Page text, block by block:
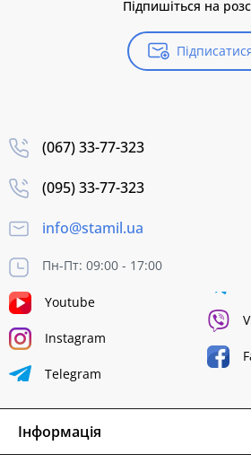
Підпишіться на
(067) 33-77-323
(095) 33-77-323
info@stamil.ua
Пн-Пт: 09:00 - 17:00
Youtube
Instagram
Telegram
Інформація